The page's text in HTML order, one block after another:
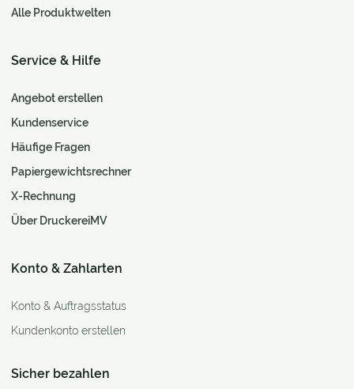
Alle Produktwelten
Service & Hilfe
Angebot erstellen
Kundenservice
Häufige Fragen
Papiergewichtsrechner
X-Rechnung
Über DruckereiMV
Konto & Zahlarten
Konto & Auftragsstatus
Kundenkonto erstellen
Sicher bezahlen